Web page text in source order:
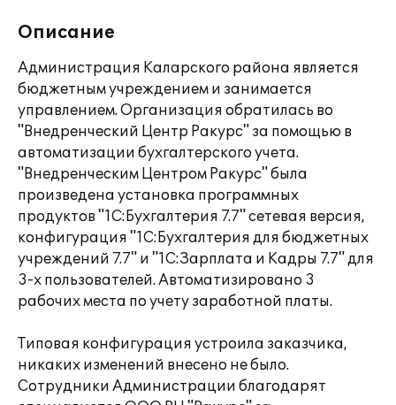
Описание
Администрация Каларского района является
бюджетным учреждением и занимается
управлением. Организация обратилась во
"Внедренческий Центр Ракурс" за помощью в
автоматизации бухгалтерского учета.
"Внедренческим Центром Ракурс" была
произведена установка программных
продуктов "1С:Бухгалтерия 7.7" сетевая версия,
конфигурация "1С:Бухгалтерия для бюджетных
учреждений 7.7" и "1С:Зарплата и Кадры 7.7" для
3-х пользователей. Автоматизировано 3
рабочих места по учету заработной платы.
Типовая конфигурация устроила заказчика,
никаких изменений внесено не было.
Сотрудники Администрации благодарят